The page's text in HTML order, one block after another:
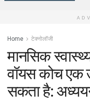
Home टेक्नोलॉजी
मानसिक
वॉयस कोच एक
सकता है: